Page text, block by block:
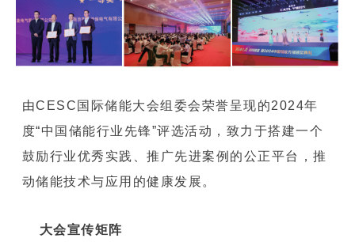
由CESC国际储能大会组委会荣誉呈现的2024年
度“中国储能行业先锋”评选活动，致力于搭建一个
鼓励行业优秀实践、推广先进案例的公正平台，推
动储能技术与应用的健康发展。
大会宣传矩阵